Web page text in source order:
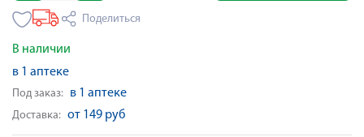
Поделиться
В наличии
в 1 аптеке
Под заказ: в 1 аптеке
Доставка: от 149 руб